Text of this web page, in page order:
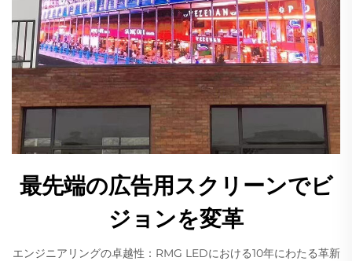
最先端の広告用スクリーンでビ
ジョンを変革
エンジニアリングの卓越性：RMG LEDにおける10年にわたる革新